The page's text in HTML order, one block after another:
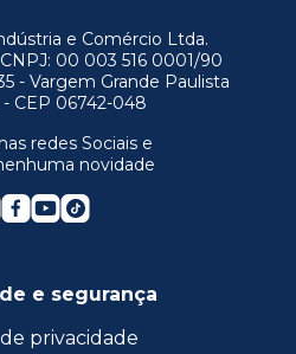
e Comércio Ltda.
CNPJ: 00 003 516 0001/90
- Vargem Grande Paulista
CEP 06742-048
redes Sociais e
novidade
e segurança
privacidade